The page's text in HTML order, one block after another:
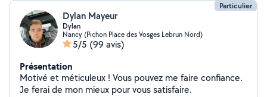
Particulier
Dylan Mayeur
Dylan
Nancy (Pichon Place des Vosges Lebrun Nord)
5/5 (99 avis)
Présentation
Motivé et méticuleux ! Vous pouvez me faire confiance.
Je ferai de mon mieux pour vous satisfaire.